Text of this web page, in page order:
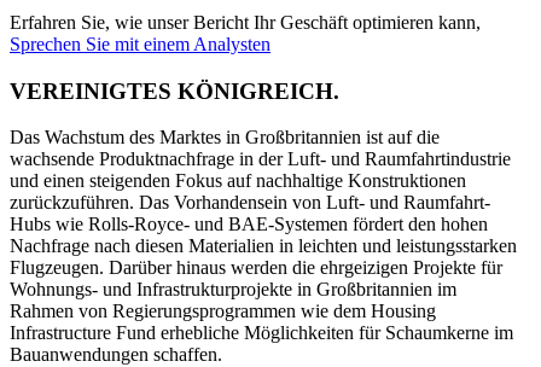
Erfahren Sie, wie unser Bericht Ihr Geschäft optimieren kann,
Sprechen Sie mit einem Analysten
VEREINIGTES KÖNIGREICH.
Das Wachstum des Marktes in Großbritannien ist auf die
wachsende Produktnachfrage in der Luft- und Raumfahrtindustrie
und einen steigenden Fokus auf nachhaltige Konstruktionen
zurückzuführen. Das Vorhandensein von Luft- und Raumfahrt-
Hubs wie Rolls-Royce- und BAE-Systemen fördert den hohen
Nachfrage nach diesen Materialien in leichten und leistungsstarken
Flugzeugen. Darüber hinaus werden die ehrgeizigen Projekte für
Wohnungs- und Infrastrukturprojekte in Großbritannien im
Rahmen von Regierungsprogrammen wie dem Housing
Infrastructure Fund erhebliche Möglichkeiten für Schaumkerne im
Bauanwendungen schaffen.